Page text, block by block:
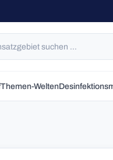
Themen-Welten